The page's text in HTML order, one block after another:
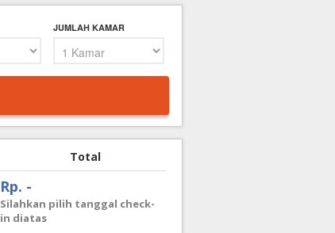
JUMLAH KAMAR
Total
Rp. -
Silahkan pilih tanggal check-
in diatas